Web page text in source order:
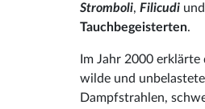
Stromboli, Filicudi und
Tauchbegeisterten.
Im Jahr 2000 erklärte
wilde und unbelastete
Dampfstrahlen,